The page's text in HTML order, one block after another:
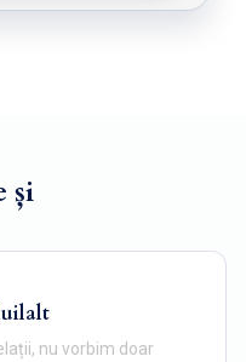
și
nu vorbim doar